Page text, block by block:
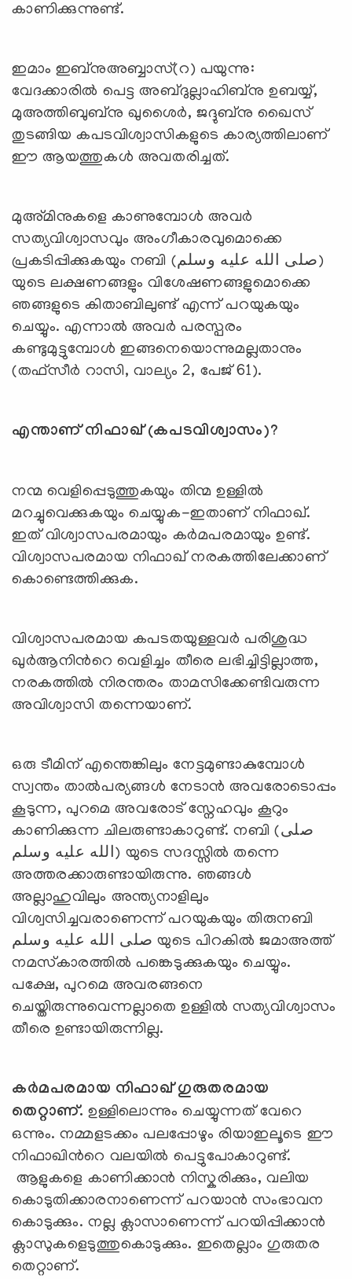
കാണിക്കുന്നുണ്ട്.
ഇമാം ഇബ്‌നുഅബ്ബാസ്(റ) പയുന്നു:
വേദക്കാരില്‍ പെട്ട അബ്ദുല്ലാഹിബ്‌നു ഉബയ്യ്,
മുഅത്തിബുബ്‌നു ഖുശൈര്‍, ജദ്ദുബ്‌നു ഖൈസ്
തുടങ്ങിയ കപടവിശ്വാസികളുടെ കാര്യത്തിലാണ്
ഈ ആയത്തുകള്‍ അവതരിച്ചത്.
മുഅ്മിനുകളെ കാണുമ്പോള്‍ അവര്‍
സത്യവിശ്വാസവും അംഗീകാരവുമൊക്കെ
പ്രകടിപ്പിക്കുകയും നബി (صلى الله عليه وسلم)
യുടെ ലക്ഷണങ്ങളും വിശേഷണങ്ങളുമൊക്കെ
ഞങ്ങളുടെ കിതാബിലുണ്ട് എന്ന് പറയുകയും
ചെയ്യും. എന്നാല്‍ അവര്‍ പരസ്പരം
കണ്ടുമുട്ടുമ്പോള്‍ ഇങ്ങനെയൊന്നുമല്ലതാനും
(തഫ്‌സീര്‍ റാസി, വാല്യം 2, പേജ് 61).
എന്താണ് നിഫാഖ് (കപടവിശ്വാസം)?
നന്മ വെളിപ്പെടുത്തുകയും തിന്മ ഉള്ളില്‍
മറച്ചുവെക്കുകയും ചെയ്യുക-ഇതാണ് നിഫാഖ്.
ഇത് വിശ്വാസപരമായും കര്‍മപരമായും ഉണ്ട്.
വിശ്വാസപരമായ നിഫാഖ് നരകത്തിലേക്കാണ്
കൊണ്ടെത്തിക്കുക.
വിശ്വാസപരമായ കപടതയുള്ളവര്‍ പരിശുദ്ധ
ഖുര്‍ആനിന്‍റെ വെളിച്ചം തീരെ ലഭിച്ചിട്ടില്ലാത്ത,
നരകത്തില്‍ നിരന്തരം താമസിക്കേണ്ടിവരുന്ന
അവിശ്വാസി തന്നെയാണ്.
ഒരു ടീമിന് എന്തെങ്കിലും നേട്ടമുണ്ടാകുമ്പോള്‍
സ്വന്തം താല്‍പര്യങ്ങള്‍ നേടാന്‍ അവരോടൊപ്പം
കൂടുന്ന, പുറമെ അവരോട് സ്നേഹവും കൂറും
കാണിക്കുന്ന ചിലരുണ്ടാകാറുണ്ട്. നബി (صلى
الله عليه وسلم) യുടെ സദസ്സില്‍ തന്നെ
അത്തരക്കാരുണ്ടായിരുന്നു. ഞങ്ങള്‍
അല്ലാഹുവിലും അന്ത്യനാളിലും
വിശ്വസിച്ചവരാണെന്ന് പറയുകയും തിരുനബി
صلى الله عليه وسلم യുടെ പിറകില്‍ ജമാഅത്ത്
നമസ്‌കാരത്തില്‍ പങ്കെടുക്കുകയും ചെയ്യും.
പക്ഷേ, പുറമെ അവരങ്ങനെ
ചെയ്തിരുന്നുവെന്നല്ലാതെ ഉള്ളില്‍ സത്യവിശ്വാസം
തീരെ ഉണ്ടായിരുന്നില്ല.
കര്‍മപരമായ നിഫാഖ് ഗുരുതരമായ
തെറ്റാണ്. ഉള്ളിലൊന്നും ചെയ്യുന്നത് വേറെ
ഒന്നും. നമ്മളടക്കം പലപ്പോഴും രിയാഇലൂടെ ഈ
നിഫാഖിന്‍റെ വലയില്‍ പെട്ടുപോകാറുണ്ട്.
ആളുകളെ കാണിക്കാന്‍ നിസ്കരിക്കും, വലിയ
കൊടുതിക്കാരനാണെന്ന് പറയാന്‍ സംഭാവന
കൊടുക്കും. നല്ല ക്ലാസാണെന്ന് പറയിപ്പിക്കാന്‍
ക്ലാസുകളെടുത്തുകൊടുക്കും. ഇതെല്ലാം ഗുരുതര
തെറ്റാണ്.